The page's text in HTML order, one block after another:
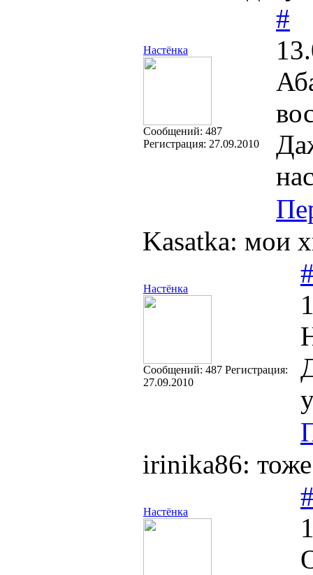
Настёнка
Cообщений: 487
Регистрация: 27.09.2010
#
Kasatka: мои
Настёнка
Cообщений: 487 Регистрация:
27.09.2010
irinika86: тоже
Настёнка